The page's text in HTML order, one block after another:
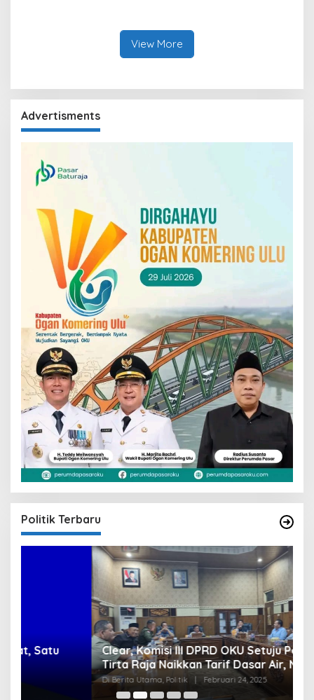
View More
Advertisments
Politik Terbaru
Clear, Komisi III DPRD OKU Setuju Perumda
Tirta Raja Naikkan Tarif Dasar Air, Namun
Di Berita Utama, Politik | Februari 24, 2025